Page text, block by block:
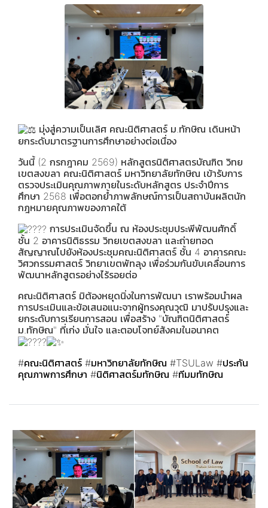
มุ่งสู่ความเป็นเลิศ คณะนิติศาสตร์ ม.ทักษิณ เดินหน้า
ยกระดับมาตรฐานการศึกษาอย่างต่อเนื่อง
วันนี้ (2 กรกฎาคม 2569) หลักสูตรนิติศาสตรบัณฑิต วิทย
เขตสงขลา คณะนิติศาสตร์ มหาวิทยาลัยทักษิณ เข้ารับการ
ตรวจประเมินคุณภาพภายในระดับหลักสูตร ประจำปีการ
ศึกษา 2568 เพื่อตอกย้ำภาพลักษณ์การเป็นสถาบันผลิตนัก
กฎหมายคุณภาพของภาคใต้
การประเมินจัดขึ้น ณ ห้องประชุมประพีพัฒนศักดิ์
ชั้น 2 อาคารนิติธรรม วิทยเขตสงขลา และถ่ายทอด
สัญญาณไปยังห้องประชุมคณะนิติศาสตร์ ชั้น 4 อาคารคณะ
วิศวกรรมศาสตร์ วิทยาเขตพัทลุง เพื่อร่วมกันขับเคลื่อนการ
พัฒนาหลักสูตรอย่างไร้รอยต่อ
คณะนิติศาสตร์ มิต้องหยุดนิ่งในการพัฒนา เราพร้อมนำผล
การประเมินและข้อเสนอแนะจากผู้ทรงคุณวุฒิ มาปรับปรุงและ
ยกระดับการเรียนการสอน เพื่อสร้าง "บัณฑิตนิติศาสตร์
ม.ทักษิณ" ที่เก่ง มั่นใจ และตอบโจทย์สังคมในอนาคต
#คณะนิติศาสตร์ #มหาวิทยาลัยทักษิณ #TSULaw #ประกัน
คุณภาพการศึกษา #นิติศาสตร์มทักษิณ #ทีมมทักษิณ